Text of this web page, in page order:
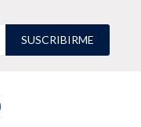
SUSCRIBIRME
empresariales